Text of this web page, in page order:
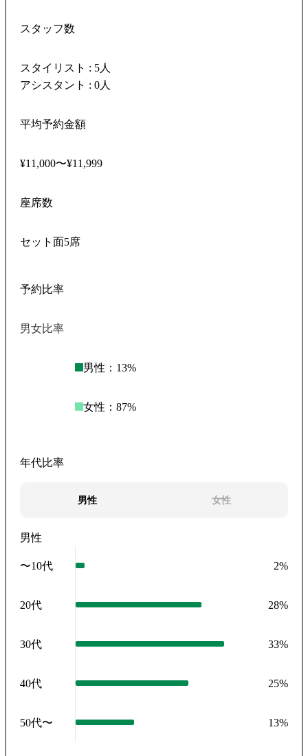
スタッフ数
スタイリスト : 5人
アシスタント : 0人
平均予約金額
¥11,000〜¥11,999
座席数
セット面5席
予約比率
男女比率
男性： 13%
女性： 87%
年代比率
男性 女性
男性
〜10代 2%
20代 28%
30代 33%
40代 25%
50代〜 13%